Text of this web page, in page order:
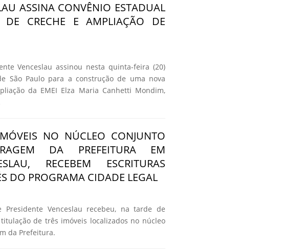
ASSINA CONVÊNIO ESTADUAL
DE CRECHE E AMPLIAÇÃO DE
Venceslau assinou nesta quinta-feira (20)
São Paulo para a construção de uma nova
da EMEI Elza Maria Canhetti Mondim,
NO NÚCLEO CONJUNTO
DA PREFEITURA EM
RECEBEM ESCRITURAS
DO PROGRAMA CIDADE LEGAL
Venceslau recebeu, na tarde de
de três imóveis localizados no núcleo
da Prefeitura.